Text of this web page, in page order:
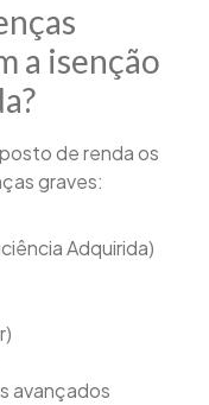
a isenção
de renda os
graves:
Adquirida)
avançados